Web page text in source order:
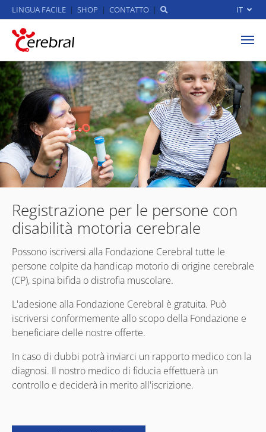
Skip to main content
LINGUA FACILE SHOP CONTATTO IT
Registrazione per le persone con
disabilità motoria cerebrale
Possono iscriversi alla Fondazione Cerebral tutte le
persone colpite da handicap motorio di origine cerebrale
(CP), spina bifida o distrofia muscolare.
L'adesione alla Fondazione Cerebral è gratuita. Può
iscriversi conformemente allo scopo della Fondazione e
beneficiare delle nostre offerte.
In caso di dubbi potrà inviarci un rapporto medico con la
diagnosi. Il nostro medico di fiducia effettuerà un
controllo e deciderà in merito all'iscrizione.